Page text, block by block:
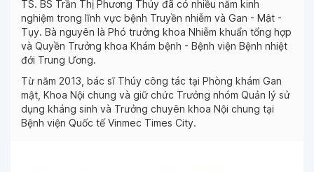
TS. BS Trần Thị Phương Thúy đã có nhiều năm kinh
nghiệm trong lĩnh vực bệnh Truyền nhiễm và Gan - Mật -
Tụy. Bà nguyên là Phó trưởng khoa Nhiễm khuẩn tổng hợp
và Quyền Trưởng khoa Khám bệnh - Bệnh viện Bệnh nhiệt
đới Trung Ương.
Từ năm 2013, bác sĩ Thúy công tác tại Phòng khám Gan
mật, Khoa Nội chung và giữ chức Trưởng nhóm Quản lý sử
dụng kháng sinh và Trưởng chuyên khoa Nội chung tại
Bệnh viện Quốc tế Vinmec Times City.